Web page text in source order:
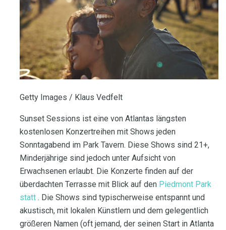
Getty Images / Klaus Vedfelt
Sunset Sessions ist eine von Atlantas längsten
kostenlosen Konzertreihen mit Shows jeden
Sonntagabend im Park Tavern. Diese Shows sind 21+,
Minderjährige sind jedoch unter Aufsicht von
Erwachsenen erlaubt. Die Konzerte finden auf der
überdachten Terrasse mit Blick auf den Piedmont Park
statt . Die Shows sind typischerweise entspannt und
akustisch, mit lokalen Künstlern und dem gelegentlich
größeren Namen (oft jemand, der seinen Start in Atlanta